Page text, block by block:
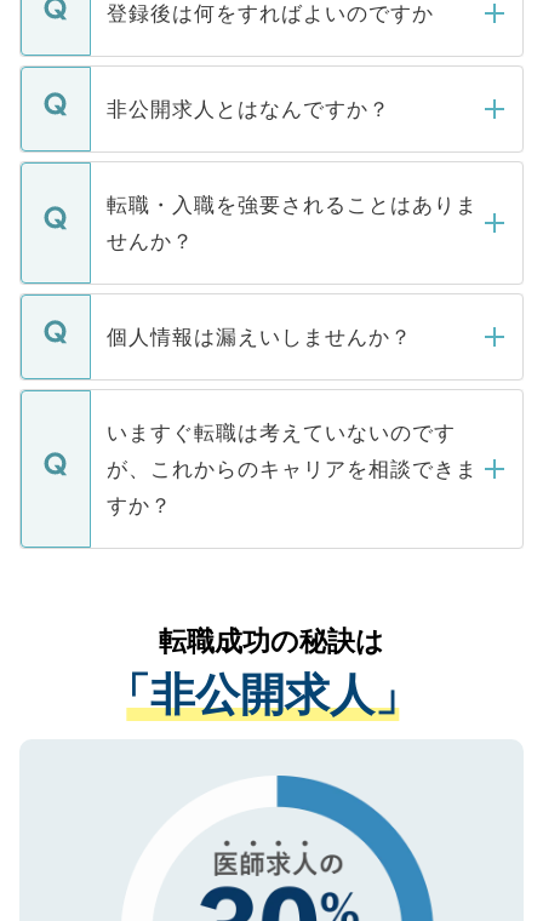
登録後は何をすればよいのですか
ご登録いただきましたら、弊社担当者がご
登録内容を確認し、その後メールもしくは
ます。通常、5営業日以内にはご連絡をせて
いただきますので、しばらくお待ちくださ
非公開求人とはなんですか？
マイナビDOCTORで取り扱っている求人の
うち約3割は、Webサイトからご覧いただ
けない「非公開求人」です。非公開求人は
下記の理由によって、一般には公開してい
ません。
■応募殺到を避けるため 人気のある医療機
関を公にしてしまうと、応募が殺到する場
に、医療機関が求める条件に合った人材の
みを人材紹介会社に依頼するケースが増え
ています。
転職・入職を強要されることはありま
せんか？
転職・入職を強要することは一切ありませ
ん。また、仮に応募先から内定をいただい
定を承諾する必要はありません。内定先へ
の辞退の連絡はキャリアパートナーが行い
個人情報は漏えいしませんか？
個人情報が漏えいすることはありませんの
で、ご安心ください。当サイトからの登録
などで収集したご登録者様の個人情報は、
ご本人のキャリアアップおよび転職活動の
支援を目的に使用いたします。お預かりし
ているすべての個人データはご本人の許可
は、個人情報の取り扱いについての厳密な
管理基準を満たした事業者のみに付与され
る、プライバシーマークを取得済みです。
で、機密保持に関してもご安心ください。
いますぐ転職は考えていないのです
が、これからのキャリアを相談できま
すか？
かがいして、現在の医療機関の状況や紹介
経験をまじえながら、適切なアドバイスを
させていただきます。すぐにご転職をされ
ない方には、長期的なサポートが可能です
ので、まずはご登録ください。
転職成功の秘訣は
「非公開求人」